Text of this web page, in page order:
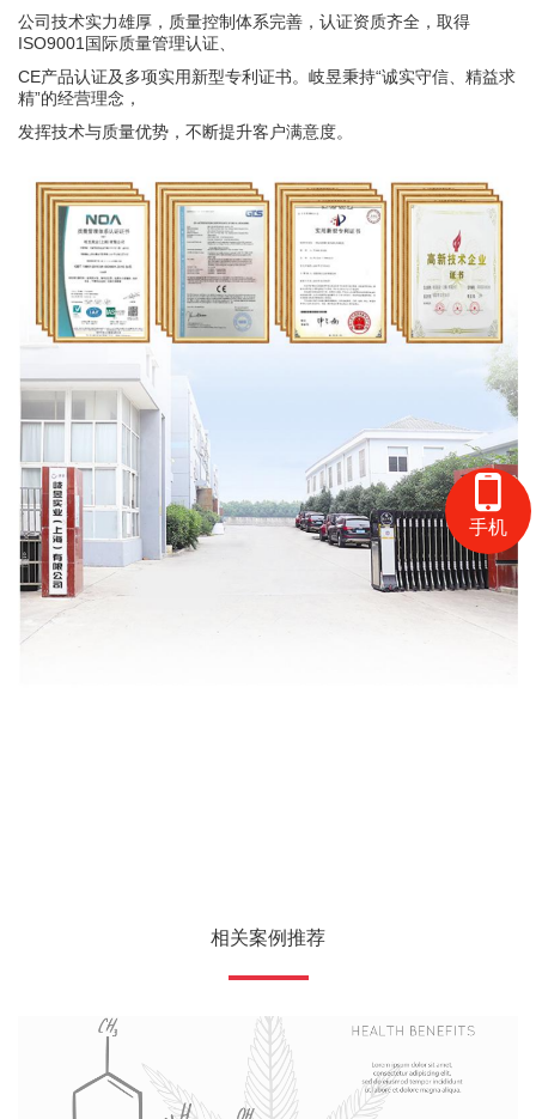
公司技术实力雄厚，质量控制体系完善，认证资质齐全，取得
ISO9001国际质量管理认证、
CE产品认证及多项实用新型专利证书。岐昱秉持“诚实守信、精益求
精”的经营理念，
发挥技术与质量优势，不断提升客户满意度。
相关案例推荐
手机